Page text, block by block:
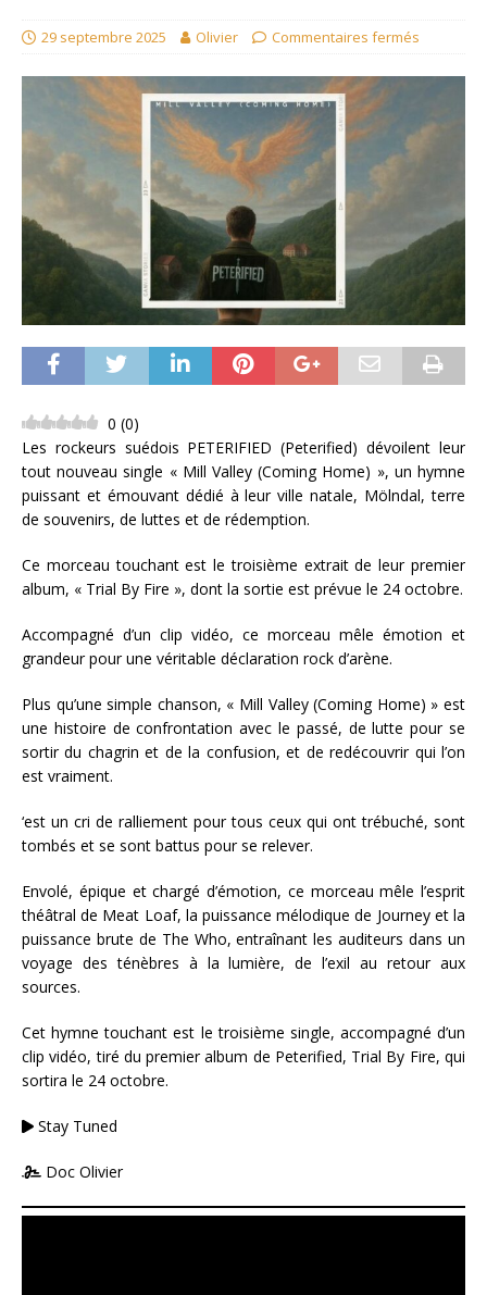
29 septembre 2025 Olivier Commentaires fermés
0 (0)
Les rockeurs suédois PETERIFIED (Peterified) dévoilent leur
tout nouveau single « Mill Valley (Coming Home) », un hymne
puissant et émouvant dédié à leur ville natale, Mölndal, terre
de souvenirs, de luttes et de rédemption.
Ce morceau touchant est le troisième extrait de leur premier
album, « Trial By Fire », dont la sortie est prévue le 24 octobre.
Accompagné d’un clip vidéo, ce morceau mêle émotion et
grandeur pour une véritable déclaration rock d’arène.
Plus qu’une simple chanson, « Mill Valley (Coming Home) » est
une histoire de confrontation avec le passé, de lutte pour se
sortir du chagrin et de la confusion, et de redécouvrir qui l’on
est vraiment.
‘est un cri de ralliement pour tous ceux qui ont trébuché, sont
tombés et se sont battus pour se relever.
Envolé, épique et chargé d’émotion, ce morceau mêle l’esprit
théâtral de Meat Loaf, la puissance mélodique de Journey et la
puissance brute de The Who, entraînant les auditeurs dans un
voyage des ténèbres à la lumière, de l’exil au retour aux
sources.
Cet hymne touchant est le troisième single, accompagné d’un
clip vidéo, tiré du premier album de Peterified, Trial By Fire, qui
sortira le 24 octobre.
Stay Tuned
Doc Olivier